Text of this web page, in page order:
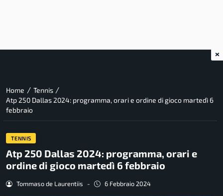
Home / Tennis /
Atp 250 Dallas 2024: programma, orari e ordine di gioco martedì 6
febbraio
TENNIS
Atp 250 Dallas 2024: programma, orari e
ordine di gioco martedì 6 febbraio
Tommaso de Laurentiis - 6 Febbraio 2024
×